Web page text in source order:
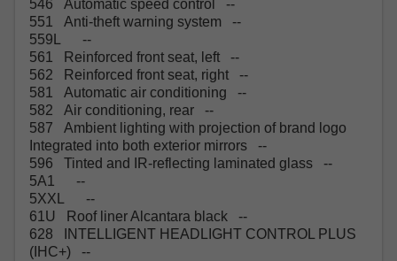
546 Automatic speed control --
551 Anti-theft warning system --
559L --
561 Reinforced front seat, left --
562 Reinforced front seat, right --
581 Automatic air conditioning --
582 Air conditioning, rear --
587 Ambient lighting with projection of brand logo
Integrated into both exterior mirrors --
596 Tinted and IR-reflecting laminated glass --
5A1 --
5XXL --
61U Roof liner Alcantara black --
628 INTELLIGENT HEADLIGHT CONTROL PLUS
(IHC+) --